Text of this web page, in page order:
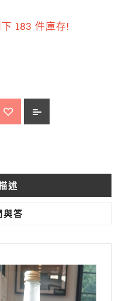
183 件庫存!
述
與答